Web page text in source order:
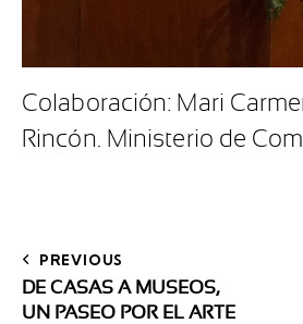
Colaboración: Mari
Rincón. Ministerio de
PREVIOUS
DE CASAS A MUSEOS,
UN PASEO POR EL ARTE